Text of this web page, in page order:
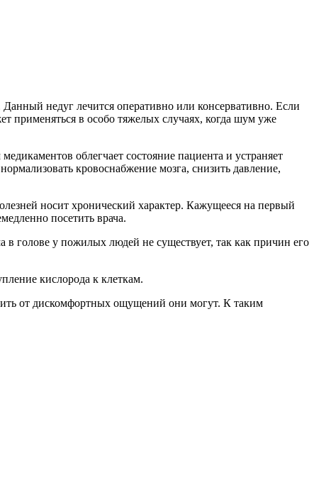
недуг лечится оперативно или консервативно. Если
применяться в особо тяжелых случаях, когда шум уже
облегчает состояние пациента и устраняет
кровоснабжение мозга, снизить давление,
носит хронический характер. Кажущееся на первый
посетить врача.
в голове у пожилых людей не существует, так как причин его
кислорода к клеткам.
от дискомфортных ощущений они могут. К таким